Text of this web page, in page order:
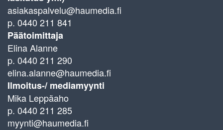
asiakaspalvelu@haumedia.fi
p. 0440 211 841
Päätoimittaja
Elina Alanne
p. 0440 211 290
elina.alanne@haumedia.fi
Ilmoitus-/ mediamyynti
Mika Leppäaho
p. 0440 211 285
myynti@haumedia.fi